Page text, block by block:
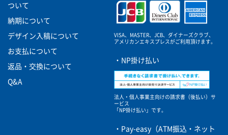
ついて
納期について
デザイン入稿について
お支払について
返品・交換について
Q&A
VISA、MASTER、JCB、ダイナーズクラブ、
アメリカンエキスプレスがご利用頂けます。
・NP掛け払い
法人・個人事業主向けの請求書（後払い）サ
ービス
「NP掛け払い」です。
・Pay-easy（ATM振込・ネット